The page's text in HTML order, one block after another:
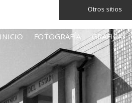
Otros sitios
INICIO FOTOGRAFÍA GRÁFICA